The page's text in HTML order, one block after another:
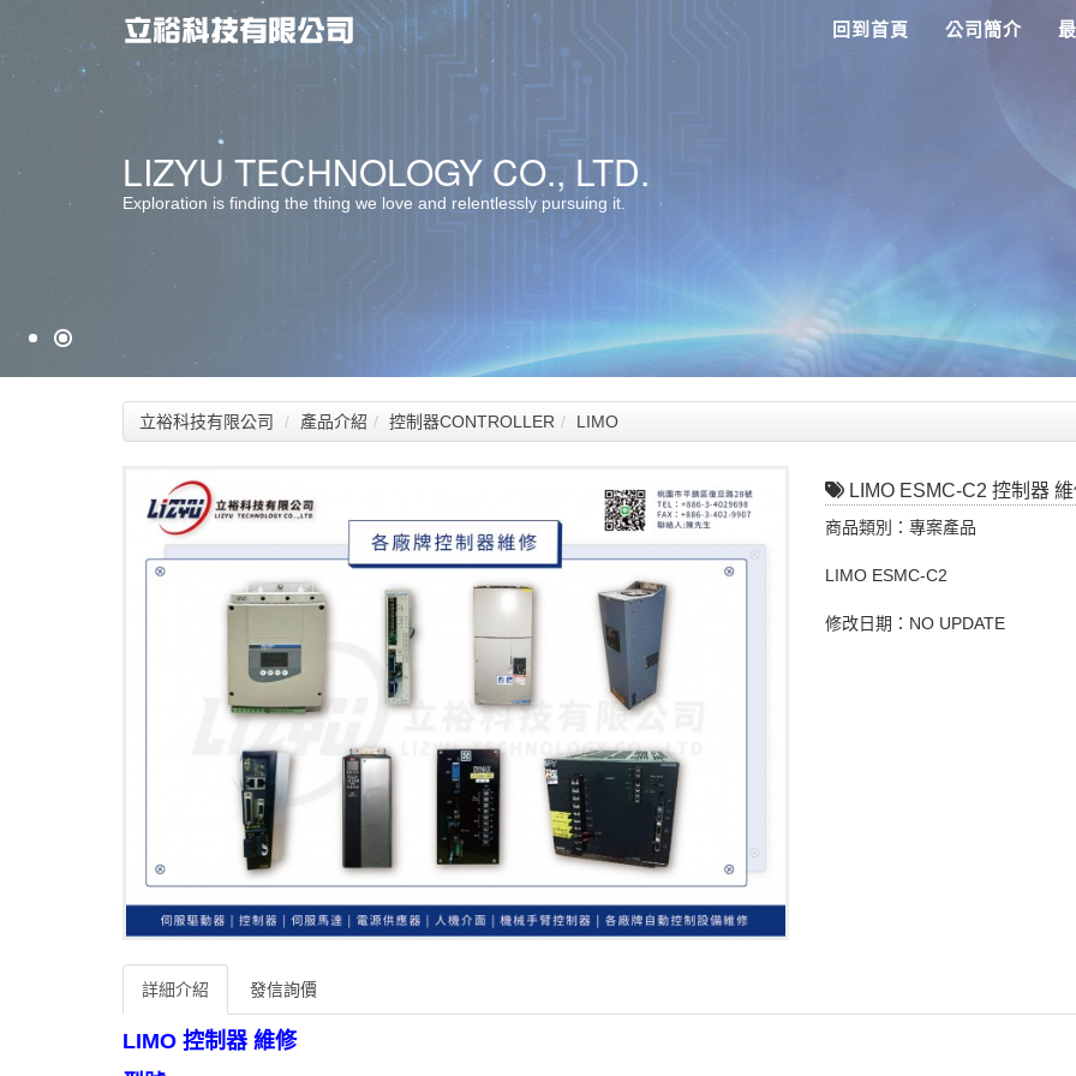
最佳服務 ‧ 最佳選擇
堅持品質 ‧ 卓越創新
LIZYU TECHNOLOGY CO., LTD.
Exploration is finding the thing we love and relentlessly pursuing it.
回到首頁 公司簡介
立裕科技有限公司 產品介紹 控制器CONTROLLER LIMO
LIMO ESMC-C2 控制器
商品類別：專案產品
LIMO ESMC-C2
修改日期：NO UPDATE
詳細介紹 發信詢價
LIMO 控制器 維修